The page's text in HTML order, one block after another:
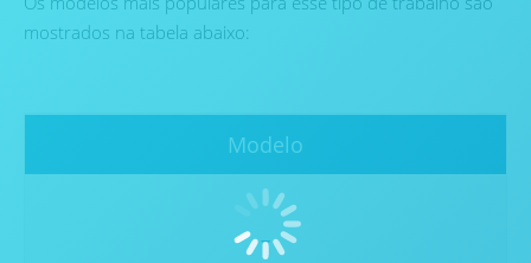
mostrados na tabela abaixo:
Modelo
-